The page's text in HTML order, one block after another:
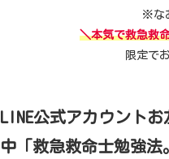
※な
＼本気で救急救
限定で
LINE公式アカウント
中「救急救命士勉強